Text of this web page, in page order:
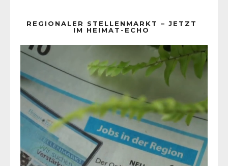
REGIONALER STELLENMARKT – JETZT
IM HEIMAT-ECHO
Player